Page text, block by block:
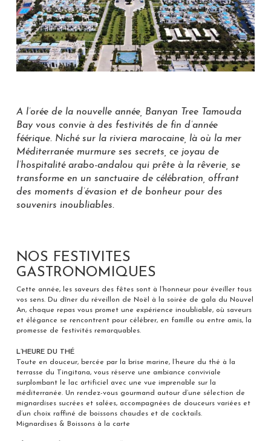
A l’orée de la nouvelle année, Banyan Tree Tamouda
Bay vous convie à des festivités de fin d’année
féérique. Niché sur la riviera marocaine, là où la mer
Méditerranée murmure ses secrets, ce joyau de
l’hospitalité arabo-andalou qui prête à la rêverie, se
transforme en un sanctuaire de célébration, offrant
des moments d’évasion et de bonheur pour des
souvenirs inoubliables.
NOS FESTIVITES
GASTRONOMIQUES
Cette année, les saveurs des fêtes sont à l’honneur pour éveiller tous
vos sens. Du dîner du réveillon de Noël à la soirée de gala du Nouvel
An, chaque repas vous promet une expérience inoubliable, où saveurs
et élégance se rencontrent pour célébrer, en famille ou entre amis, la
promesse de festivités remarquables.
L’HEURE DU THÉ
Toute en douceur, bercée par la brise marine, l’heure du thé à la
terrasse du Tingitana, vous réserve une ambiance conviviale
surplombant le lac artificiel avec une vue imprenable sur la
méditerranée. Un rendez-vous gourmand autour d’une sélection de
mignardises sucrées et salées, accompagnées de douceurs variées et
d’un choix raffiné de boissons chaudes et de cocktails.
Mignardises & Boissons à la carte